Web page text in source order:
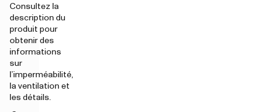
Consultez la
description du
produit pour
obtenir des
informations
sur
l’imperméabilité,
la ventilation et
les détails.